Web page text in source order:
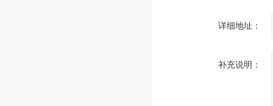
详细地址：
补充说明：